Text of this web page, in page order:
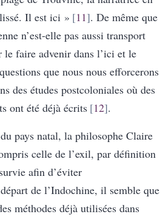
Il est ici » 11 . De même que
n’est-elle pas aussi transport
le faire advenir dans l’ici et le
que nous nous efforcerons
des études postcoloniales où des
ont été déjà écrits 12 .
pays natal, la philosophe Claire
celle de l’exil, par définition
afin d’éviter
de l’Indochine, il semble que
méthodes déjà utilisées dans